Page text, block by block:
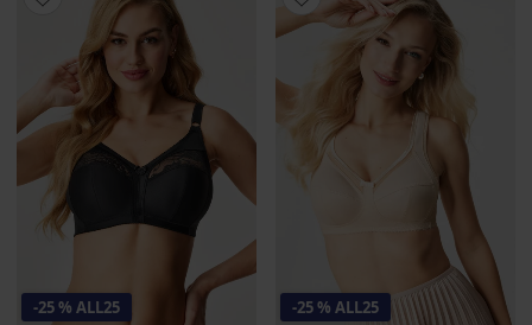
-25 % ALL25 -25 % ALL25